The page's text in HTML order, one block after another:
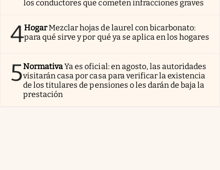
los conductores que cometen infracciones graves
4HogarMezclar hojas de laurel con bicarbonato:
para qué sirve y por qué ya se aplica en los hogares
5NormativaYa es oficial: en agosto, las autoridades
visitarán casa por casa para verificar la existencia
de los titulares de pensiones o les darán de baja la
prestación